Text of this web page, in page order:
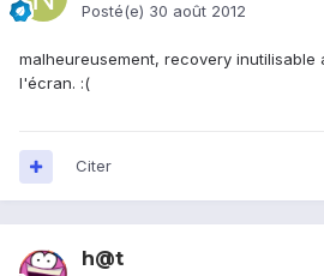
Posté(e) 30 août 2012
malheureusement, recovery inutilisable
l'écran. :(
Citer
h@t